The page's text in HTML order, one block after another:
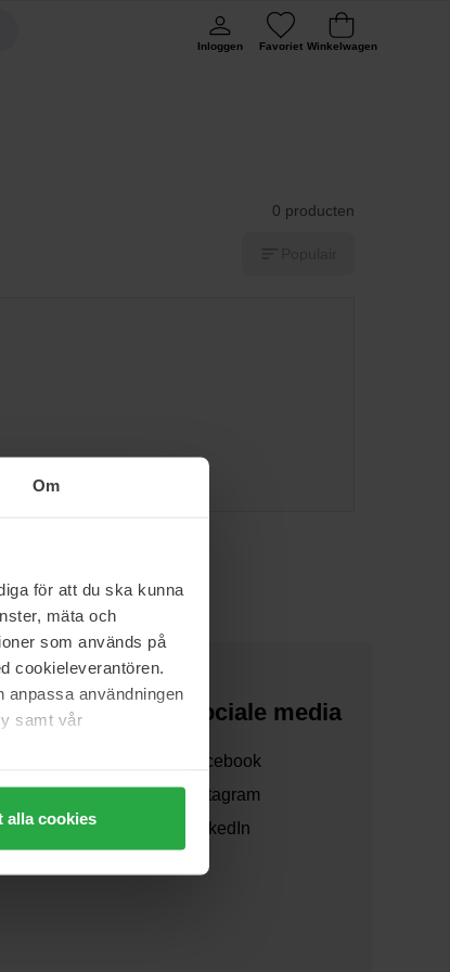
Om
för att du ska kunna
mäta och
som används på
cookieleverantören.
anpassa användningen
samt vår
alla cookies
Inloggen Favoriet Winkelwagen
0 producten
ons Sociale media
Facebook
Instagram
LinkedIn